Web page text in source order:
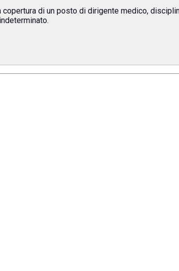
di un posto di dirigente medico,